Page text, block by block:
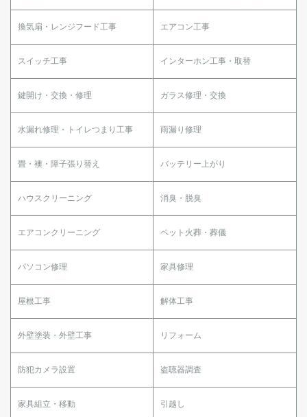
換気扇・レンジフード工事 エアコン工事
スイッチ工事 インターホン工事・取替
鍵開け・交換・修理 ガラス修理・交換
水漏れ修理・トイレつまり工事 雨漏り修理
畳・襖・障子張り替え バッテリー上がり
ハウスクリーニング 消臭・脱臭
エアコンクリーニング ペット火葬・葬儀
パソコン修理 家具修理
屋根工事 解体工事
外壁塗装・外壁工事 リフォーム
防犯カメラ設置 盗聴器調査
家具組立・移動 引越し